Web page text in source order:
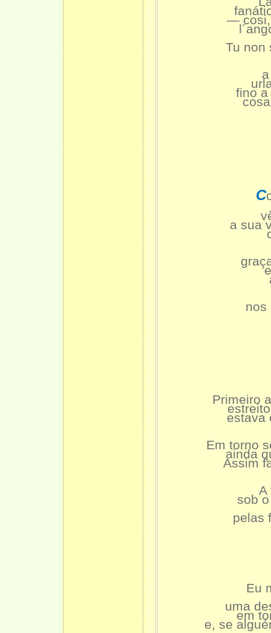
— cosi,
Tu non
fino a
C
a sua
nos
Primeiro
estava
Em torno
ainda
Assim
A
sob
pelas
Eu
uma
em
e, se